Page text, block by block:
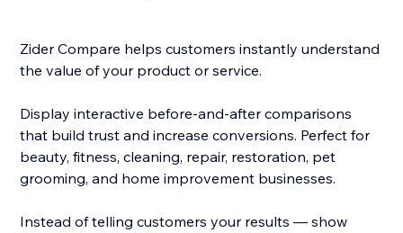
Zider Compare helps customers instantly understand
the value of your product or service.
Display interactive before-and-after comparisons
that build trust and increase conversions. Perfect for
beauty, fitness, cleaning, repair, restoration, pet
grooming, and home improvement businesses.
Instead of telling customers your results — show